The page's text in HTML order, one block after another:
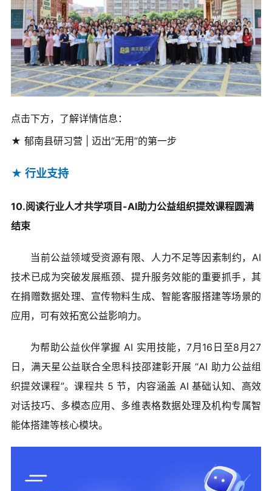
点击下方，了解详情信息：
★ 郁南县研习营 | 迈出“无用”的第一步
★ 行业支持
10.阅读行业人才共学项目-AI助力公益组织提效课程圆满
结束
当前公益领域受资源有限、人力不足等因素制约，AI
技术已成为突破发展瓶颈、提升服务效能的重要抓手，其
在捐赠数据处理、宣传物料生成、智能客服搭建等场景的
应用，可有效拓宽公益影响力。
为帮助公益伙伴掌握 AI 实用技能，7月16日至8月27
日，满天星公益联合全思科技邵建彰开展 “AI 助力公益组
织提效课程”。课程共 5 节，内容涵盖 AI 基础认知、高效
对话技巧、多模态应用、多维表格数据处理及机构专属智
能体搭建等核心模块。